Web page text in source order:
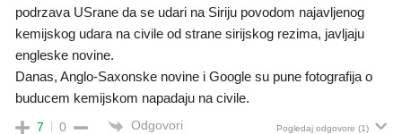
podrzava USrane da se udari na Siriju povodom najavljenog
kemijskog udara na civile od strane sirijskog rezima, javljaju
engleske novine.
Danas, Anglo-Saxonske novine i Google su pune fotografija o
buducem kemijskom napadaju na civile.
7 0 Odgovori Pogledaj odgovore (1)